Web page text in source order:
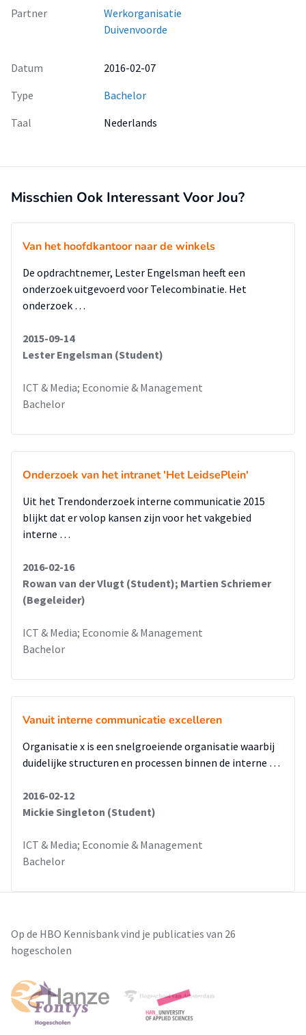
Partner
Werkorganisatie
Duivenvoorde
Datum
2016-02-07
Type
Bachelor
Taal
Nederlands
Misschien Ook Interessant Voor Jou?
Van het hoofdkantoor naar de winkels
De opdrachtnemer, Lester Engelsman heeft een
onderzoek uitgevoerd voor Telecombinatie. Het
onderzoek …
2015-09-14
Lester Engelsman (Student)
ICT & Media; Economie & Management
Bachelor
Onderzoek van het intranet 'Het LeidsePlein'
Uit het Trendonderzoek interne communicatie 2015
blijkt dat er volop kansen zijn voor het vakgebied
interne …
2016-02-16
Rowan van der Vlugt (Student); Martien Schriemer
(Begeleider)
ICT & Media; Economie & Management
Bachelor
Vanuit interne communicatie excelleren
Organisatie x is een snelgroeiende organisatie waarbij
duidelijke structuren en processen binnen de interne …
2016-02-12
Mickie Singleton (Student)
ICT & Media; Economie & Management
Bachelor
Op de HBO Kennisbank vind je publicaties van 26
hogescholen